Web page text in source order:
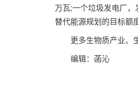
万瓦;一个垃圾发电厂
替代能源规划的目标额
更多生物质产业、生
编辑：菡沁